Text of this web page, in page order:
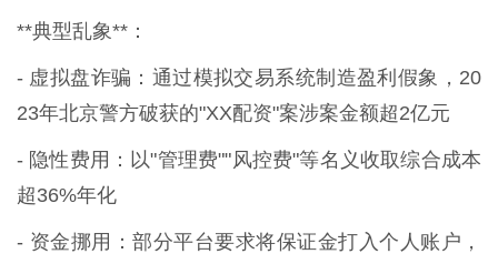
**典型乱象**：
- 虚拟盘诈骗：通过模拟交易系统制造盈利假象，20
23年北京警方破获的"XX配资"案涉案金额超2亿元
- 隐性费用：以"管理费""风控费"等名义收取综合成本
超36%年化
- 资金挪用：部分平台要求将保证金打入个人账户，